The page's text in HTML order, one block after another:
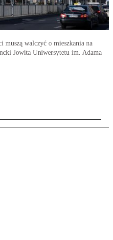
muszą walczyć o mieszkania na
Jowita Uniwersytetu im. Adama